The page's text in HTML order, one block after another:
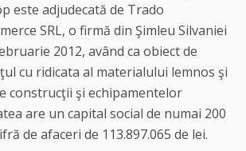
este adjudecată de Trado
SRL, o firmă din Şimleu Silvaniei
2012, având ca obiect de
cu ridicata al materialului lemnos şi
construcţii şi echipamentelor
are un capital social de numai 200
de afaceri de 113.897.065 de lei.